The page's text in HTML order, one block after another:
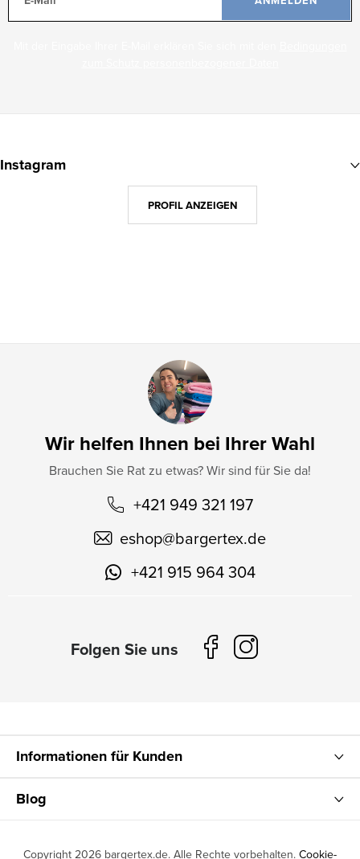
u
Wir helfen Ihnen bei Ihrer Wahl
Brauchen Sie Rat zu etwas? Wir sind für Sie da!
+421 949 321 197
eshop@bargertex.de
+421 915 964 304
Instagram
PROFIL ANZEIGEN
Informationen für Kunden
Blog
Copyright 2026 bargertex.de. Alle Rechte vorbehalten. Cookie-